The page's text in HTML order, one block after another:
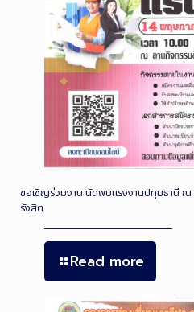
ขอเชิญร่วมงาน นัดพบแรงงานปทุมธานี ณ
รังสิต
Read more